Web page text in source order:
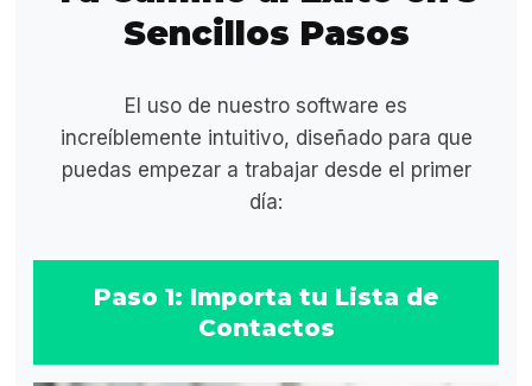
Sencillos Pasos
El uso de nuestro software es
increíblemente intuitivo, diseñado para que
puedas empezar a trabajar desde el primer
día:
Paso 1: Importa tu Lista de
Contactos